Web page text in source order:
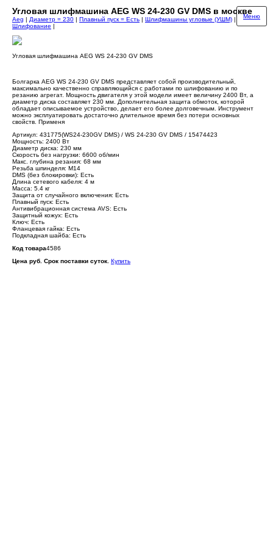
Угловая шлифмашина AEG WS 24-230 GV DMS в москве
Меню
Aeg | Диаметр = 230 | Плавный пуск = Есть | Шлифмашины угловые (УШМ) |
Шлифование |
Угловая шлифмашина AEG WS 24-230 GV DMS
Болгарка AEG WS 24-230 GV DMS представляет собой производительный,
максимально качественно справляющийся с работами по шлифованию и по
резанию агрегат. Мощность двигателя у этой модели имеет величину 2400 Вт, а
диаметр диска составляет 230 мм. Дополнительная защита обмоток, которой
обладает описываемое устройство, делает его более долговечным. Инструмент
можно эксплуатировать достаточно длительное время без потери основных
свойств. Применя
Артикул: 431775(WS24-230GV DMS) / WS 24-230 GV DMS / 15474423
Мощность: 2400 Вт
Диаметр диска: 230 мм
Скорость без нагрузки: 6600 об/мин
Макс. глубина резания: 68 мм
Резьба шпинделя: M14
DMS (без блокировки): Есть
Длина сетевого кабеля: 4 м
Масса: 5.4 кг
Защита от случайного включения: Есть
Плавный пуск: Есть
Антивибрационная система AVS: Есть
Защитный кожух: Есть
Ключ: Есть
Фланцевая гайка: Есть
Подкладная шайба: Есть
Код товара4586
Цена руб. Срок поставки суток. Купить